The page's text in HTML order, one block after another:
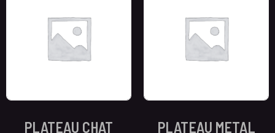
PLATEAU CHAT PLATEAU METAL